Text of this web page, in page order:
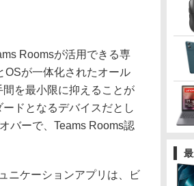
Roomsが活用できる専
OSが一体化されたオール
を最小限に抑えることが
ドとなるデバイスだとし
バーで、Teams Rooms認
ニケーションアプリは、ビ